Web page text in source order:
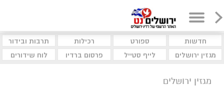
חדשות ספורט רכילות
תרבות ובידור
מגזין ירושלים
לייף סטייל פרסום ברדיו לוח שידורים
מגזין ירושלים